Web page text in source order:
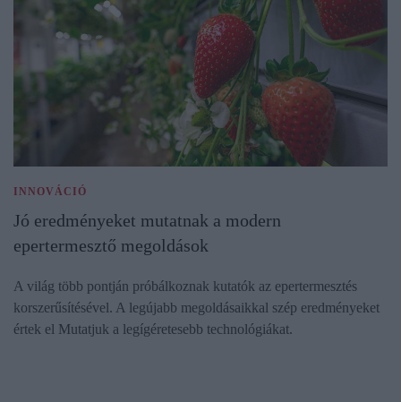
INNOVÁCIÓ
Jó eredményeket mutatnak a modern
epertermesztő megoldások
A világ több pontján próbálkoznak kutatók az epertermesztés
korszerűsítésével. A legújabb megoldásaikkal szép eredményeket
értek el Mutatjuk a legígéretesebb technológiákat.